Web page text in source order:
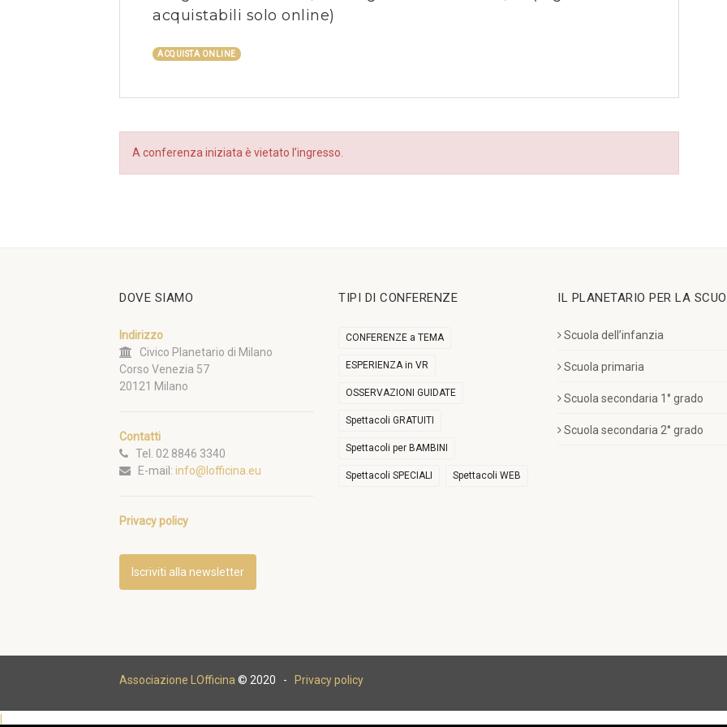
acquistabili solo online)
ACQUISTA ONLINE
A conferenza iniziata è vietato l’ingresso.
DOVE SIAMO
Indirizzo
Civico Planetario di Milano
Corso Venezia 57
20121 Milano
Contatti
Tel. 02 8846 3340
E-mail: info@lofficina.eu
Privacy policy
Iscriviti alla newsletter
TIPI DI CONFERENZE
CONFERENZE a TEMA
ESPERIENZA in VR
OSSERVAZIONI GUIDATE
Spettacoli GRATUITI
Spettacoli per BAMBINI
Spettacoli SPECIALI Spettacoli WEB
IL PLANETARIO PER LA
Scuola dell’infanzia
Scuola primaria
Scuola secondaria 1° grado
Scuola secondaria 2° grado
Associazione LOfficina © 2020 - Privacy policy